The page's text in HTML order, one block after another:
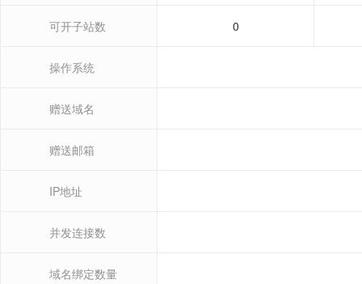
可开子站数 0
操作系统
赠送域名
赠送邮箱
IP地址
并发连接数
域名绑定数量